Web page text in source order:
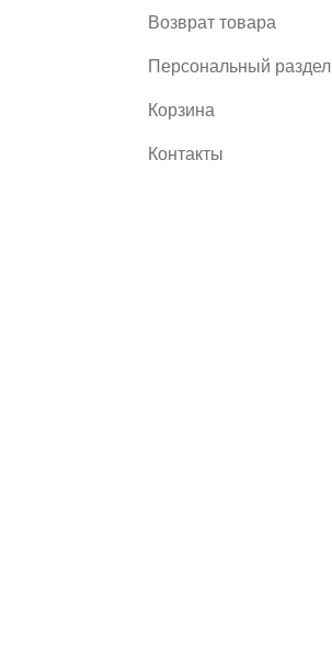
Возврат товара
Персональный раздел
Корзина
Контакты